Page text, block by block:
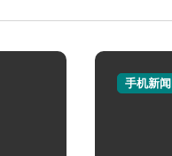
手机新闻